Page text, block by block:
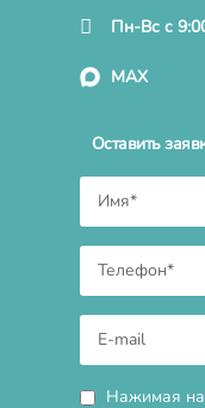
Пн-Вс с
MAX
Оставить
Нажимая